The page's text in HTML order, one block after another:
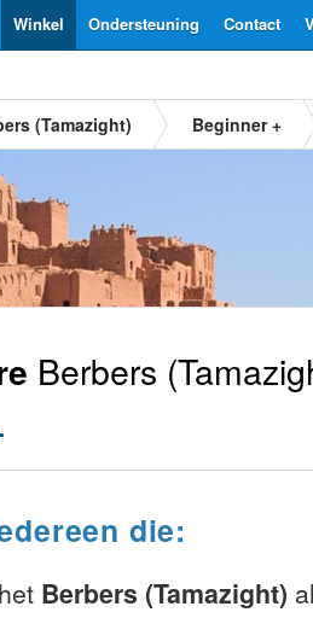
Contact
Ondersteuning
Winkel
(Tamazight) Beginner +
Berbers
die:
Berbers (Tamazight)